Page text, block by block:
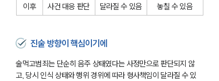
이후
사건 대응 판단
달라질 수 있음
놓칠 수 있음
진술 방향이 핵심이기에
술먹고범죄는 단순히 음주 상태였다는 사정만으로 판단되지 않
고, 당시 인식 상태와 행위 경위에 따라 형사책임이 달라질 수 있